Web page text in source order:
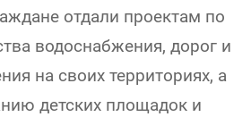
отдали проектам по
водоснабжения, дорог и
на своих территориях, а
детских площадок и